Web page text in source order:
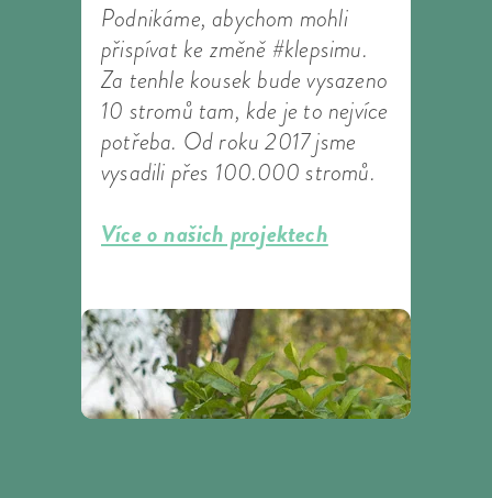
Podnikáme, abychom mohli
přispívat ke změně #klepsimu.
Za tenhle kousek bude vysazeno
10 stromů tam, kde je to nejvíce
potřeba. Od roku 2017 jsme
vysadili přes 100.000 stromů.
Více o našich projektech